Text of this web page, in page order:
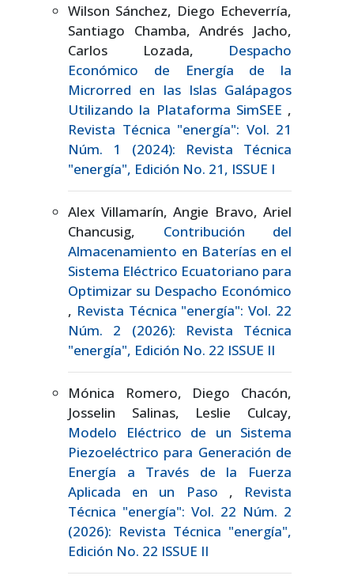
Wilson Sánchez, Diego Echeverría,
Santiago Chamba, Andrés Jacho,
Carlos Lozada, Despacho
Económico de Energía de la
Microrred en las Islas Galápagos
Utilizando la Plataforma SimSEE ,
Revista Técnica "energía": Vol. 21
Núm. 1 (2024): Revista Técnica
"energía", Edición No. 21, ISSUE I
Alex Villamarín, Angie Bravo, Ariel
Chancusig, Contribución del
Almacenamiento en Baterías en el
Sistema Eléctrico Ecuatoriano para
Optimizar su Despacho Económico
, Revista Técnica "energía": Vol. 22
Núm. 2 (2026): Revista Técnica
"energía", Edición No. 22 ISSUE II
Mónica Romero, Diego Chacón,
Josselin Salinas, Leslie Culcay,
Modelo Eléctrico de un Sistema
Piezoeléctrico para Generación de
Energía a Través de la Fuerza
Aplicada en un Paso , Revista
Técnica "energía": Vol. 22 Núm. 2
(2026): Revista Técnica "energía",
Edición No. 22 ISSUE II